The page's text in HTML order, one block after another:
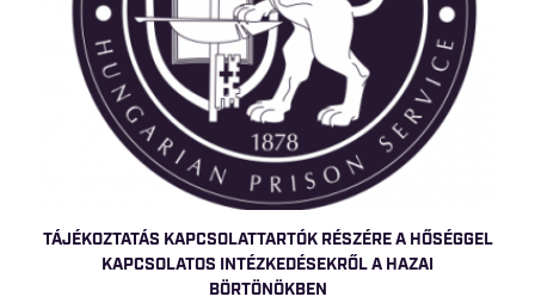
TÁJÉKOZTATÁS KAPCSOLATTARTÓK RÉSZÉRE A HŐSÉGGEL
KAPCSOLATOS INTÉZKEDÉSEKRŐL A HAZAI
BÖRTÖNÖKBEN